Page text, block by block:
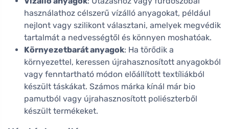
használathoz célszerű vízálló anyagokat, például
nejlont vagy szilikont választani, amelyek megvédik
tartalmát a nedvességtől és könnyen moshatóak.
Környezetbarát anyagok: Ha törődik a
környezettel, keressen újrahasznosított anyagokból
vagy fenntartható módon előállított textíliákból
készült táskákat. Számos márka kínál már bio
pamutból vagy újrahasznosított poliészterből
készült termékeket.